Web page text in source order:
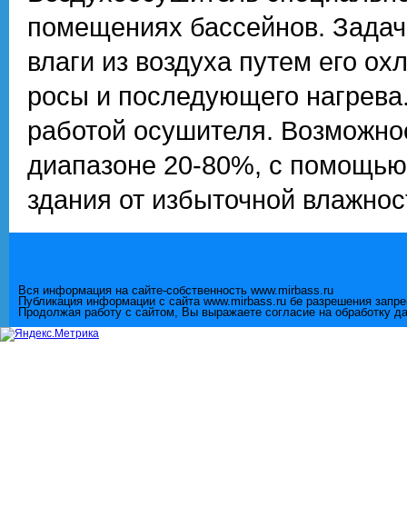
помещениях бассейнов.
влаги из воздуха путем его
росы и последующего
работой осушителя.
диапазоне 20-80%, с
здания от избыточной
Вся информация на сайте-собственность www.mirbass.ru
Публикация информации с сайта www.mirbass.ru бе разрешения
Продолжая работу с сайтом, Вы выражаете согласие на обработку